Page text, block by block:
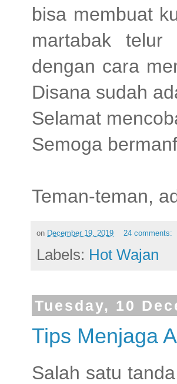
bisa membuat
martabak
dengan cara
Disana sudah
Selamat
Semoga
Teman-teman,
on December 19, 2019 24 comments:
Labels: Hot Wajan
Tuesday, 10
Tips Menjaga
Salah satu